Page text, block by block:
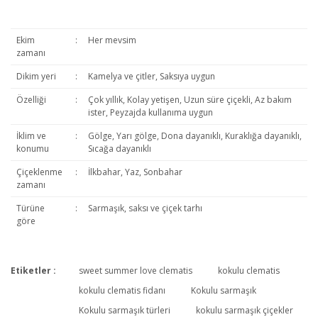
Ekim
zamanı
: Her mevsim
Dikim yeri :
Kamelya ve çitler, Saksıya uygun
Özelliği
:
Çok yıllık, Kolay yetişen, Uzun süre çiçekli, Az bakım
ister, Peyzajda kullanıma uygun
İklim ve
konumu
:
Gölge, Yarı gölge, Dona dayanıklı, Kuraklığa dayanıklı,
Sıcağa dayanıklı
Çiçeklenme
zamanı
: İlkbahar, Yaz, Sonbahar
Türüne
göre
: Sarmaşık, saksı ve çiçek tarhı
Bu ürüne ilk yorumu siz yapın!
Etiketler : sweet summer love clematis
kokulu clematis
kokulu clematis fidanı
Kokulu sarmaşık
Kokulu sarmaşık türleri
kokulu sarmaşık çiçekler